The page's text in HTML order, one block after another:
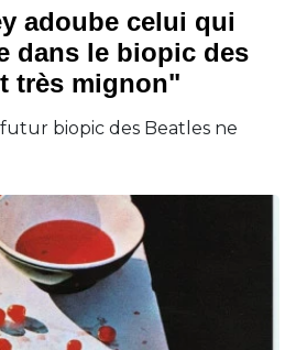
adoube celui qui
dans le biopic des
très mignon"
biopic des Beatles ne